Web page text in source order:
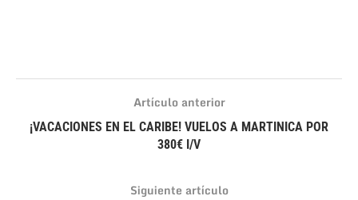
Artículo anterior
¡VACACIONES EN EL CARIBE! VUELOS A MARTINICA POR
380€ I/V
Siguiente artículo